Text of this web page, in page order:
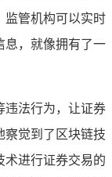
监管机构可以实时
息，就像拥有了一
违法行为，让证券
察觉到了区块链技
术进行证券交易的